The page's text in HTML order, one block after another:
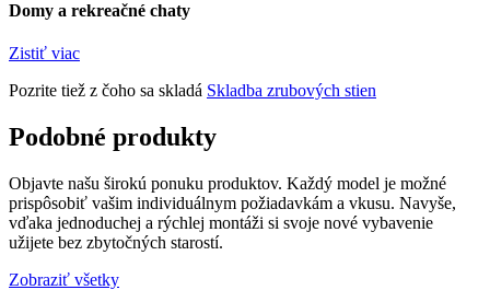
Domy a rekreačné chaty
Zistiť viac
Pozrite tiež z čoho sa skladá Skladba zrubových stien
Podobné produkty
Objavte našu širokú ponuku produktov. Každý model je možné
prispôsobiť vašim individuálnym požiadavkám a vkusu. Navyše,
vďaka jednoduchej a rýchlej montáži si svoje nové vybavenie
užijete bez zbytočných starostí.
Zobraziť všetky